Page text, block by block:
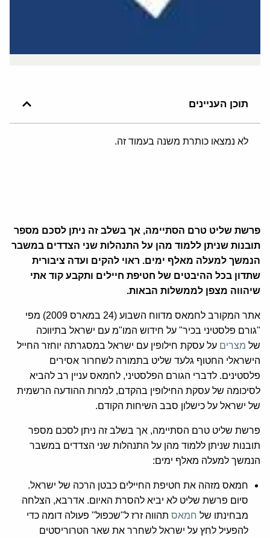
תוכן העניינים
לא נמצאו כותרת משנה בעמוד זה.
פרשת שליט טרם הסתיימה, אך בשלב זה ניתן לסכם מספר
תובנות שניתן ללמוד מהן על התנהלות שני הצדדים במשבר
הנמשך למעלה מאלף ימים. ראוי להקים ועדה ציבורית
שתדון בכל ההיבטים של חטיפת חיילים ותקבע קוד אתי
שיהווה מצפן לממשלות הבאות.
אתר המקורב לחמאס מדווח השבוע (24 במארס 2009) מפי
"גורם פלסטיני בכיר" על חידוש המו"מ עם ישראל בתיווכה
של מצרים על עסקת חילופין עם ישראל במסגרתה יוחזר החייל
הישראלי החטוף גלעד שליט בתמורה לשחרור אסירים
פלסטינים. לדברי הגורם הפלסטיני, לחמאס עניין רב להביא
לסיכומה של עסקת החילופין בהקדם, למרות ההודעה הרשמית
של ישראל על כישלון סבב השיחות הקודם.
פרשת שליט טרם הסתיימה, אך בשלב זה ניתן לסכם מספר
תובנות שניתן ללמוד מהן על התנהלות שני הצדדים במשבר
הנמשך למעלה מאלף ימים:
חמאס מזהה את חטיפת החיילים כבטן הרכה של ישראל.
סיום פרשת שליט לא יביא להסרת האיום. אדרבא, הצלחה
מבחינתו של חמאס תהווה זרז ל"שכפול" פעולה דומה כדי
להפעיל לחץ על ישראל לשחרר את שאר הטרוריסטים